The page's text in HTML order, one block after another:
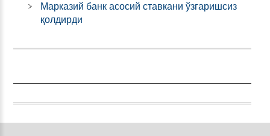
Марказий банк асосий ставкани ўзгаришсиз
қолдирди